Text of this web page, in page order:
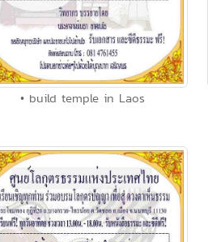
• build temple in Laos